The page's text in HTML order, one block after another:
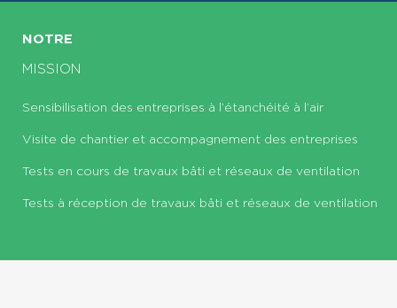
NOTRE
MISSION
Sensibilisation des entreprises à l’étanchéité à l’air
Visite de chantier et accompagnement des entreprises
Tests en cours de travaux bâti et réseaux de ventilation
Tests à réception de travaux bâti et réseaux de ventilation